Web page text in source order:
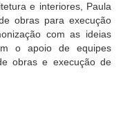
e interiores, Paula
obras para execução
com as ideias
o apoio de equipes
obras e execução de